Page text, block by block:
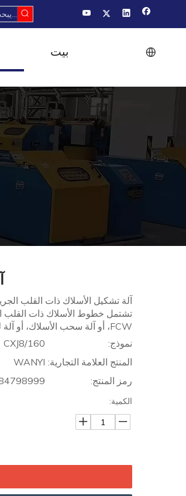
بيت
آلة تشكيل الأسلاك ذات القلب
تشتمل خطوط الأسلاك ذات القلب
FCW، أو آلة سحب الأسلاك، أو آلة لف الطبقات، أو آلة تعبئة الأسطوانة
نموذج:
CXJ8/160
المنتج العلامة التجارية: WANYI
رمز المنتج:
الكمية: